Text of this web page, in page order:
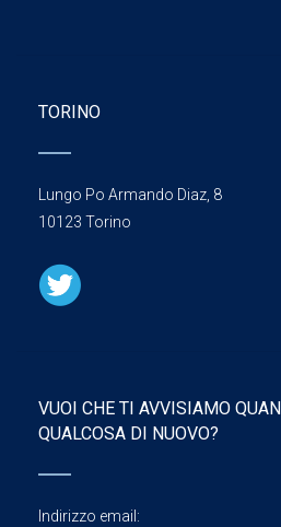
TORINO
Lungo Po Armando Diaz, 8
10123 Torino
VUOI CHE TI AVVISIAMO
QUALCOSA DI NUOVO?
Indirizzo email: